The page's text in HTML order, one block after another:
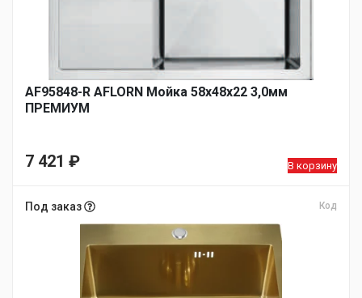
AF95848-R AFLORN Мойка 58х48х22 3,0мм
ПРЕМИУМ
7 421 ₽ В корзину
Под заказ Код